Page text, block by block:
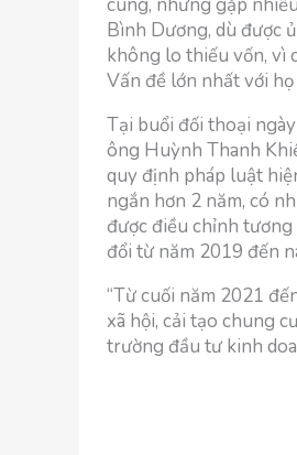
Bình Dương, dù được
không lo thiếu vốn, vì
Vấn đề lớn nhất với
Tại buổi đối thoại
ông Huỳnh Thanh
quy định pháp luật
ngắn hơn 2 năm, có
được điều chỉnh
đổi từ năm 2019 đến
“Từ cuối năm 2021
xã hội, cải tạo chung
trường đầu tư kinh